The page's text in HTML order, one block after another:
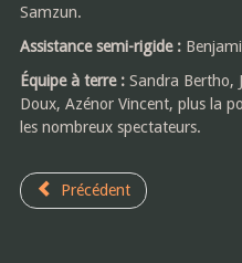
Samzun.
Assistance semi-rigide :
Équipe à terre :Sandra Bertho,
Doux, Azénor Vincent, plus la
les nombreux spectateurs.
Précédent